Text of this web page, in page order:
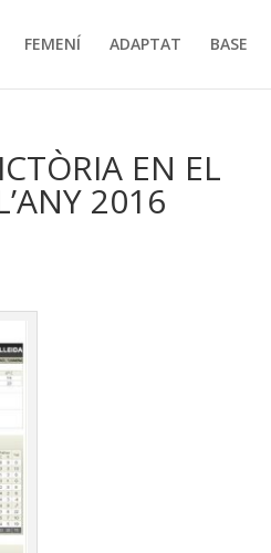
FEMENÍ ADAPTAT BASE
EN EL
2016